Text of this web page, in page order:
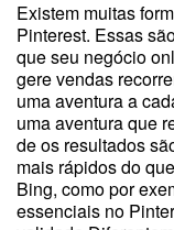
Existem muitas
Pinterest. Essas
que seu negócio
gere vendas
uma aventura a
uma aventura que
de os resultados
mais rápidos do
Bing, como por
essenciais no